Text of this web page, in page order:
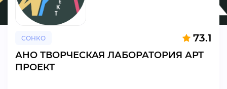
АНАЛИТИКА
ВИДЕОКУРСЫ
СОНКО 73.1
АНО ТВОРЧЕСКАЯ ЛАБОРАТОРИЯ АРТ
ПРОЕКТ